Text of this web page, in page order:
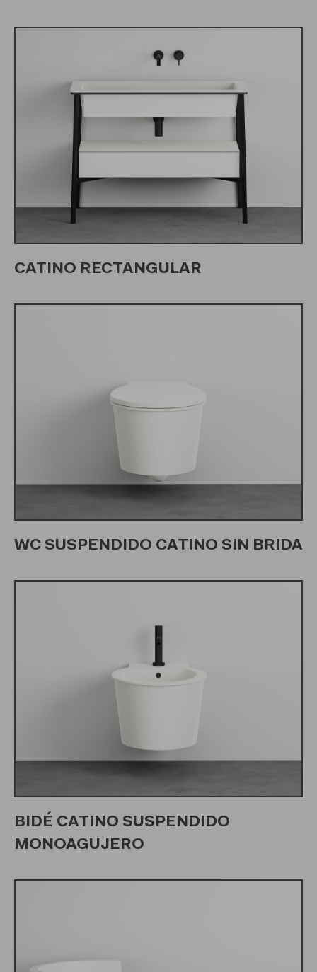
CATINO RECTANGULAR
WC SUSPENDIDO CATINO SIN BRIDA
BIDÉ CATINO SUSPENDIDO
MONOAGUJERO